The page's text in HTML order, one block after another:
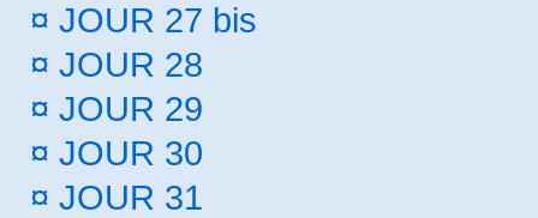
¤ JOUR 27 bis
¤ JOUR 28
¤ JOUR 29
¤ JOUR 30
¤ JOUR 31